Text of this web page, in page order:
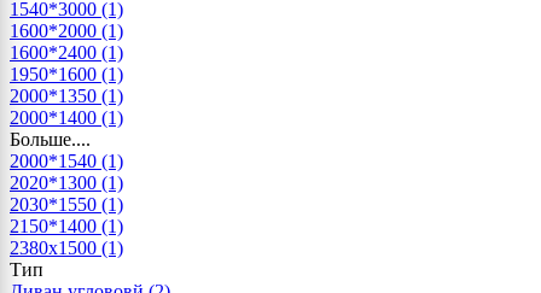
1540*3000 (1)
1600*2000 (1)
1600*2400 (1)
1950*1600 (1)
2000*1350 (1)
2000*1400 (1)
Больше....
2000*1540 (1)
2020*1300 (1)
2030*1550 (1)
2150*1400 (1)
2380х1500 (1)
Тип